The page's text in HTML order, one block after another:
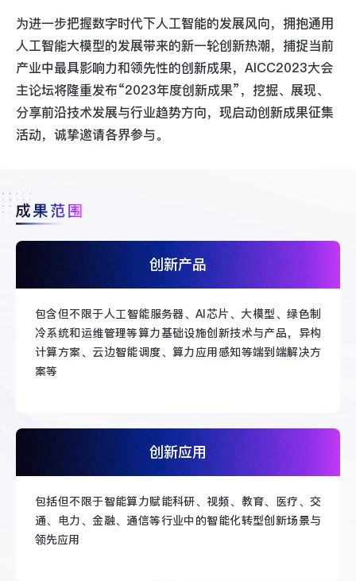
为进一步把握数字时代下人工智能的发展风向，拥抱通用
人工智能大模型的发展带来的新一轮创新热潮，捕捉当前
产业中最具影响力和领先性的创新成果，AICC2023大会
主论坛将隆重发布“2023年度创新成果”，挖掘、展现、
分享前沿技术发展与行业趋势方向，现启动创新成果征集
活动，诚挚邀请各界参与。
创新产品
包含但不限于人工智能服务器、AI芯片、大模型、绿色制
冷系统和运维管理等算力基础设施创新技术与产品，异构
计算方案、云边智能调度、算力应用感知等端到端解决方
案等
创新应用
包括但不限于智能算力赋能科研、视频、教育、医疗、交
通、电力、金融、通信等行业中的智能化转型创新场景与
领先应用